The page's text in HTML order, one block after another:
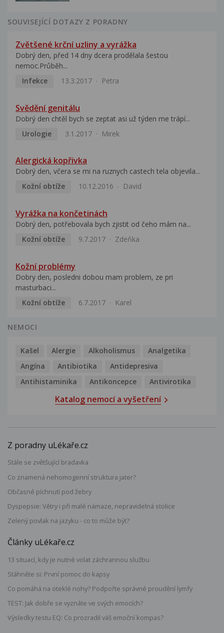
SOUVISEJÍCÍ DOTAZY Z PORADNY
Zvětšené krční uzliny a vyrážka
Dobrý den, před 14 dny dcera prodělala šestou
nemoc.Průběh...
Infekce
13.3.2017 Petra
Svědění genitálu
Dobrý den chtěl bych se zeptat asi už týden me trápí...
Urologie
3.1.2017 Mirek
Alergická kopřivka
Dobrý den, včera se mi na ruznych castech tela objevila...
Kožní obtíže
10.12.2016 David
Vyrážka na končetinách
Dobrý den, potřebovala bych zjistit od čeho mám na...
Kožní obtíže
9.7.2017 Zdeňka
Kožní problémy
Dobry den, posledni dobou mam problem, ze pri
masturbaci...
Kožní obtíže
6.7.2017 Karel
NEMOCI
Kašel Alergie Alkoholismus
Analgetika
Angína
Antibiotika
Antidepresiva
Antihistaminika
Antikoncepce Antivirotika
Katalog nemocí a vyšetření
Z poradny uLékaře.cz
Stále se zvětšující bradavka
Co znamená nehomogenní struktura jater?
Občasné píchnutí pod žebry
Dyspepsie: Větry i při malé námaze, nepravidelná stolice
Zelený povlak na jazyku - co to může být?
Články uLékaře.cz
13 situací, kdy je nutné volat záchrannou službu
Stáhněte si: První pomoc do kapsy
Co pomáhá na oteklé nohy? Podpořte správné proudění lymfy
TEST: Jak dobře se vyznáte ve svých emocích?
Výsledky testu EQ: Co prozradil váš emoční kompas?